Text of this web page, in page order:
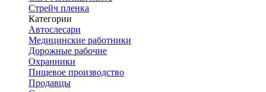
Стрейч пленка
Категории
Автослесари
Медицинские работники
Дорожные рабочие
Охранники
Пищевое производство
Продавцы